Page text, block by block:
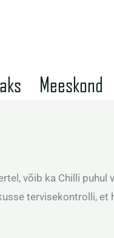
Meeskond
võib ka Chilli puhul
tervisekontrolli, et